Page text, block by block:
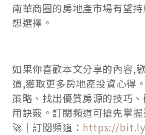
南華商圈的房地產市場有望
想選擇。
如果你喜歡本文分享的內容,
道,獲取更多房地產投資心得
策略、找出優質房源的技巧
用訣竅。訂閱頻道可搶先掌握
🚀｜訂閱頻道： https://